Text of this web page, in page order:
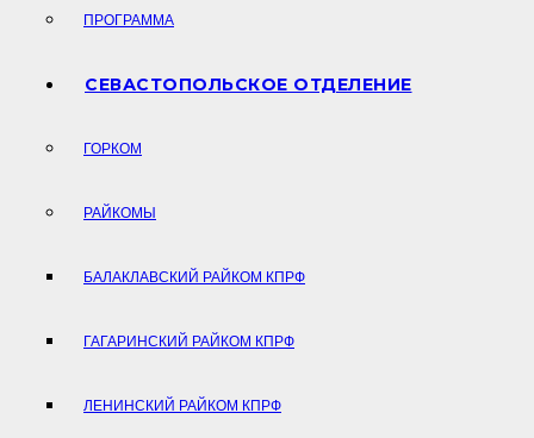
ПРОГРАММА
СЕВАСТОПОЛЬСКОЕ ОТДЕЛЕНИЕ
ГОРКОМ
РАЙКОМЫ
БАЛАКЛАВСКИЙ РАЙКОМ КПРФ
ГАГАРИНСКИЙ РАЙКОМ КПРФ
ЛЕНИНСКИЙ РАЙКОМ КПРФ